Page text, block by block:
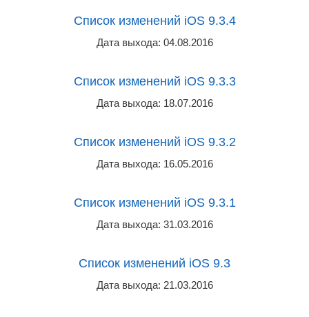
Список изменений iOS 9.3.4
Дата выхода: 04.08.2016
Список изменений iOS 9.3.3
Дата выхода: 18.07.2016
Список изменений iOS 9.3.2
Дата выхода: 16.05.2016
Список изменений iOS 9.3.1
Дата выхода: 31.03.2016
Список изменений iOS 9.3
Дата выхода: 21.03.2016